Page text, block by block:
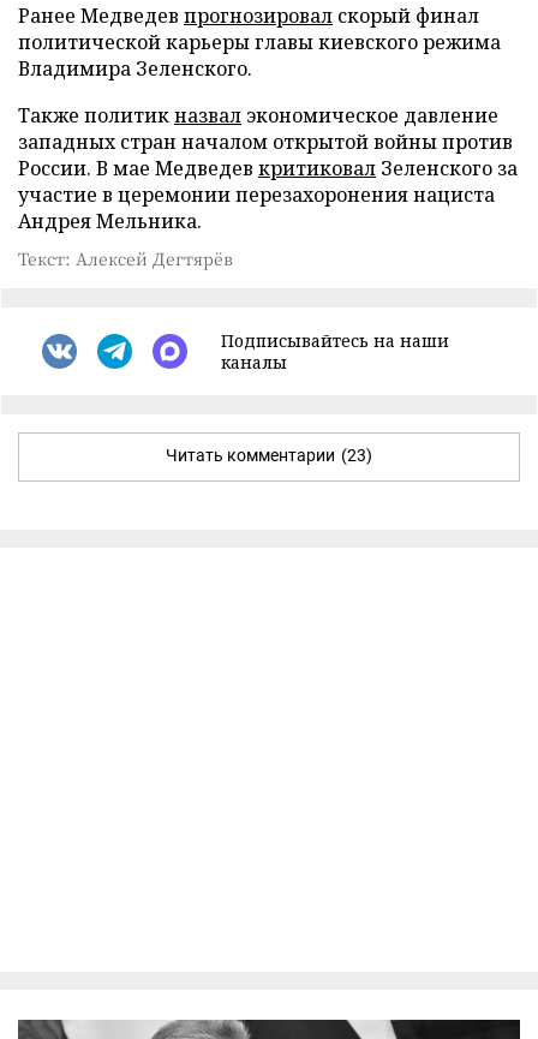
Ранее Медведев прогнозировал скорый финал
политической карьеры главы киевского режима
Владимира Зеленского.
Также политикназвал экономическое давление
западных стран началом открытой войны против
России. В мае Медведев критиковал Зеленского за
участие в церемонии перезахоронения нациста
Андрея Мельника.
Текст: Алексей Дегтярёв
Подписывайтесь на наши
каналы
Читать комментарии (23)